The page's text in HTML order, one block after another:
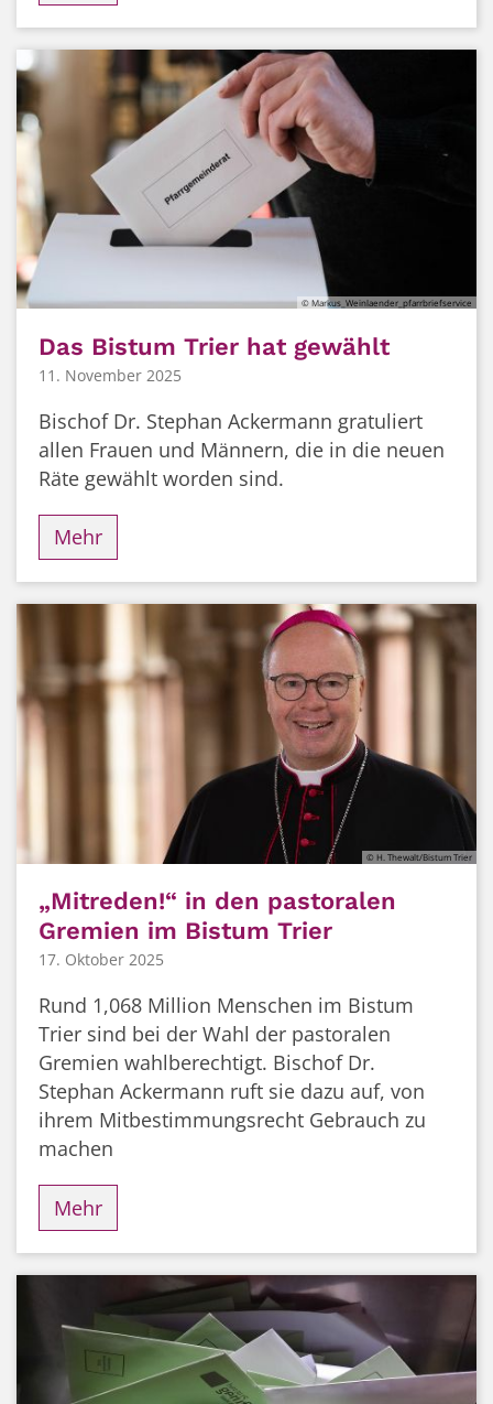
© Markus_Weinlaender_pfarrbriefservice
Das Bistum Trier hat gewählt
11. November 2025
Bischof Dr. Stephan Ackermann gratuliert
allen Frauen und Männern, die in die neuen
Räte gewählt worden sind.
Mehr
© H. Thewalt/Bistum Trier
„Mitreden!“ in den pastoralen
Gremien im Bistum Trier
17. Oktober 2025
Rund 1,068 Million Menschen im Bistum
Trier sind bei der Wahl der pastoralen
Gremien wahlberechtigt. Bischof Dr.
Stephan Ackermann ruft sie dazu auf, von
ihrem Mitbestimmungsrecht Gebrauch zu
machen
Mehr